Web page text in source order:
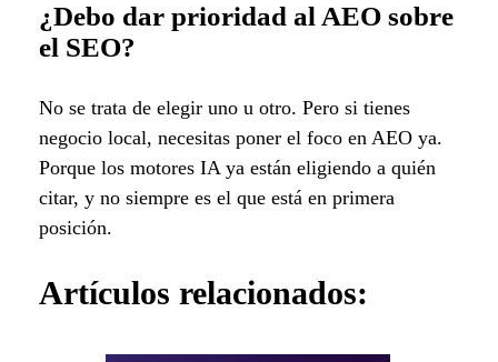
¿Debo dar prioridad al AEO sobre
el SEO?
No se trata de elegir uno u otro. Pero si tienes
negocio local, necesitas poner el foco en AEO ya.
Porque los motores IA ya están eligiendo a quién
citar, y no siempre es el que está en primera
posición.
Artículos relacionados: